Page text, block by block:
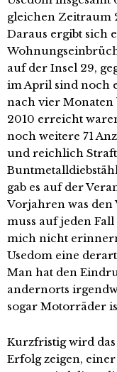
gleichen Zeitraum
Daraus ergibt sich
auf der Insel 29,
im April sind noch
nach vier Monaten
2010 erreicht
noch weitere 71
und reichlich
gab es auf der
Vorjahren was den
muss auf jeden
mich nicht
Usedom eine
Man hat den
andernorts
sogar Motorräder
Kurzfristig wird
Erfolg zeigen,